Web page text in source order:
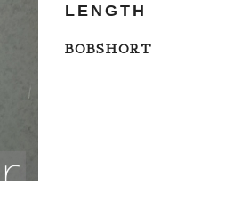
LENGTH
BOBSHORT